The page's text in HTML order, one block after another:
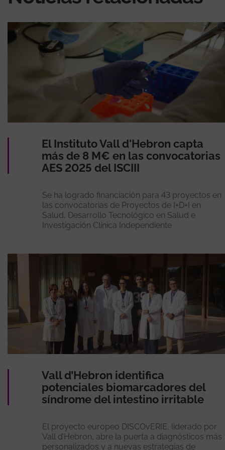
El Instituto Vall d'Hebron capta
más de 8 M€ en las convocatorias
AES 2025 del ISCIII
Se ha logrado financiación para 43 proyectos en
las convocatorias de Proyectos de I+D+I en
Salud, Desarrollo Tecnológico en Salud e
Investigación Clínica Independiente
Vall d’Hebron identifica
potenciales biomarcadores del
síndrome del intestino irritable
El proyecto europeo DISCOvERIE, liderado por
Vall d’Hebron, abre la puerta a diagnósticos más
personalizados y a nuevas estrategias de